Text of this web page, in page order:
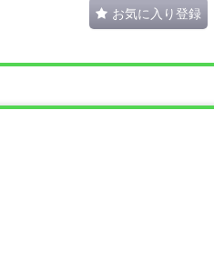
お気に入り登録